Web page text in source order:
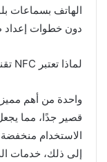
الهاتف بسماعات
دون خطوات إعداد
لماذا تعتبر NFC تقنية آمنة؟
قصير جدًا، مما يجعل
الاستخدام منخفضة
إلى ذلك، خدمات